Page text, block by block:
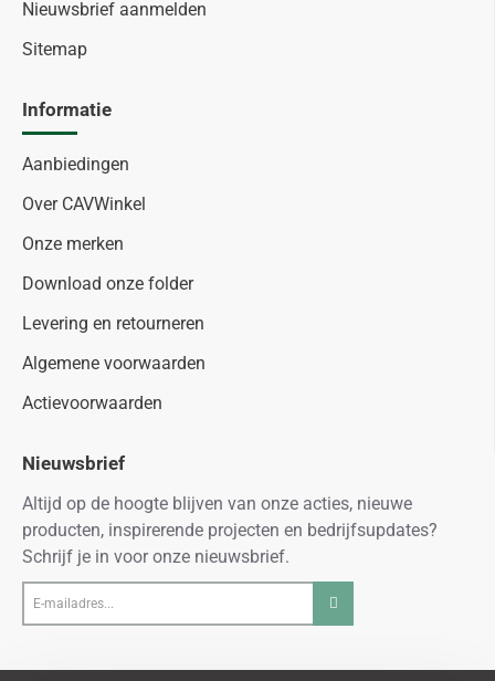
Nieuwsbrief aanmelden
Sitemap
Informatie
Aanbiedingen
Over CAVWinkel
Onze merken
Download onze folder
Levering en retourneren
Algemene voorwaarden
Actievoorwaarden
Nieuwsbrief
Altijd op de hoogte blijven van onze acties, nieuwe
producten, inspirerende projecten en bedrijfsupdates?
Schrijf je in voor onze nieuwsbrief.
mailadres...